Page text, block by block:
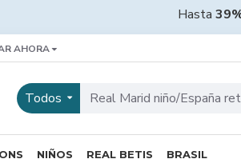
Hasta
AHORA
Todos
NIÑOS REAL BETIS BRASIL